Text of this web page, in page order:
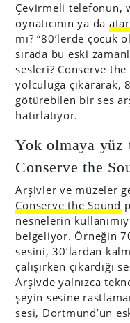
Çevirmeli telefonun,
oynatıcının ya da
mı? “80’lerde çocuk
sırada bu eski
sesleri? Conserve
yolculuğa çıkararak,
götürebilen bir ses
hatırlatıyor.
Yok olmaya yüz
Conserve the
Arşivler ve müzeler
Conserve the Sound
nesnelerin
belgeliyor. Örneğin
sesini, 30’lardan
çalışırken
Arşivde yalnızca
şeyin sesine
sesi, Dortmund’un